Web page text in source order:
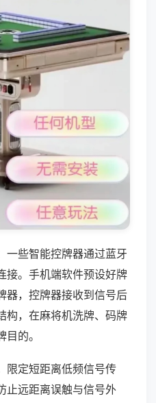
一些智能控牌器通过蓝牙
接。手机端软件预设好牌
器，控牌器接收到信号后
构，在麻将机洗牌、码牌
的。
限定短距离低频信号传
止远距离误触与信号外